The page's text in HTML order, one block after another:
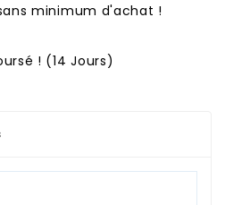
sans minimum d'achat !
! (14 Jours)